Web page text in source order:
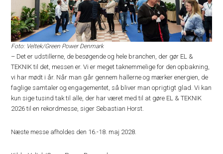
Foto: Veltek/Green Power Denmark
– Det er udstillerne, de besøgende og hele branchen, der gør EL &
TEKNIK til det, messen er. Vi er meget taknemmelige for den opbakning,
vi har mødt i år. Når man går gennem hallerne og mærker energien, de
faglige samtaler og engagementet, så bliver man oprigtigt glad. Vi kan
kun sige tusind tak til alle, der har været med til at gøre EL & TEKNIK
2026 til en rekordmesse, siger Sebastian Horst.
Næste messe afholdes den 16.-18. maj 2028.